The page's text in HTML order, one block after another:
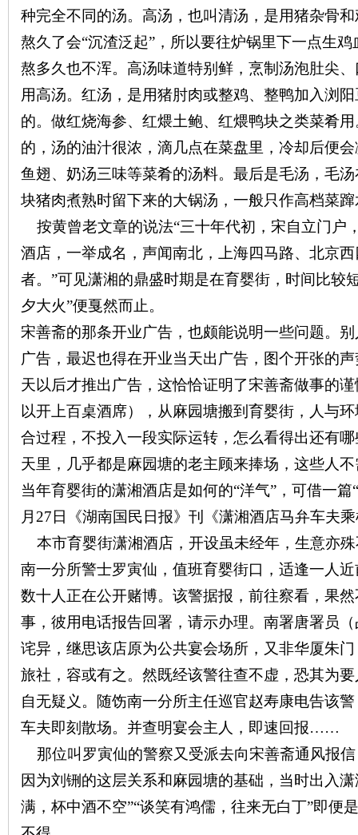
种完全不同的汤。高汤，也叫清汤，是用猪杂骨
熬久了会“沉渣泛起”，所以要往炉锅里下一点生
熬多久也不浑。高汤味道特别鲜，烹制汤泡肚尖
用高汤。红汤，是用猪肘肉或整鸡、整鸭加入浏
的。做红烧海参、红煨土鲍、红煨鸭块之类菜肴
的，汤的油汁很浓，滴几点在菜盘里，冷却后便
鱼翅、奶汤三味等菜肴的汤料。最后是毛汤，毛
块猪肉煮熟时留下来的大锅汤，一般只作高档菜
按黄曾老文章的说法“三十年代初，宋自立门户
酒店，一举成名，声闻南北，上海四马路、北京
者。”可见潇湘的鼎盛时期是在育婴街，时间比较
夕大火”便戛然而止。
宋善斋的那条开业广告，也颇能说明一些问题。
广告，最迟也得在开业当天出广告，图个开张的
天以后才推出广告，这恰恰证明了宋善斋做事的
以开上百桌酒席），从麻园塘搬到育婴街，人与
合过程，不投入一段实际运转，怎么看得出还有
天里，几乎都是麻园塘的老主顾来捧场，这些人
当年育婴街的潇湘酒店是如何的“洋气”，可借一
月 27 日《湖南国民日报》刊《潇湘酒店马弁车夫
本市育婴街潇湘酒店，开设虽未经年，生意亦
南一分所警士罗寅仙，值班育婴街口，适逢一人
数十人正在公开赌博。该警据报，前往察看，果
事，彼用电话报告回署，请示办理。南署唐署员
诧异，继思该店原为公共宴会场所，又非华厦朱
旅社，容或有之。然既经该警往查不虚，恐其为
自无疑义。随饬南一分所主任巡官赵寿康电告该
车夫即刻散场。并查明宴会主人，即速回报……
那位叫罗寅仙的警察又受派去向宋善斋通风报
因为刘铏的这层关系和麻园塘的基础，当时出入
满，杯中酒不空”“谈笑有鸿儒，往来无白丁”即便